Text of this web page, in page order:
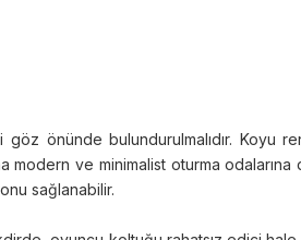
önünde bulundurulmalıdır. Koyu
ve minimalist oturma odalarına
sağlanabilir.